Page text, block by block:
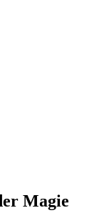
Magie